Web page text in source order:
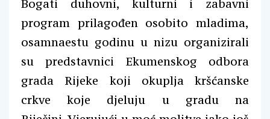
Bogati duhovni, kulturni i zabavni
program prilagođen osobito mladima,
osamnaestu godinu u nizu organizirali
su predstavnici Ekumenskog odbora
grada Rijeke koji okuplja kršćanske
crkve koje djeluju u gradu na